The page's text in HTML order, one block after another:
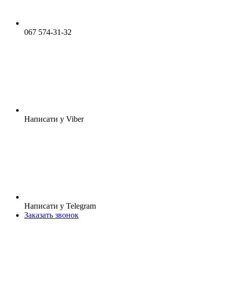
067 574-31-32
Написати у Viber
Написати у Telegram
Заказать звонок